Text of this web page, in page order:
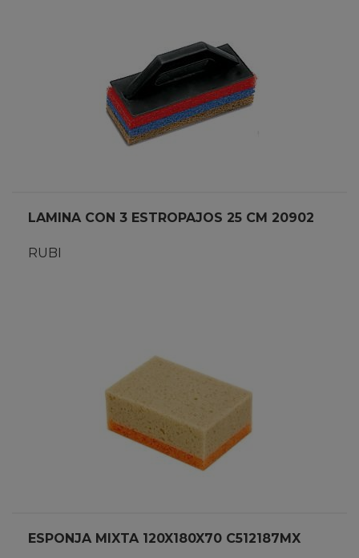
LAMINA CON 3 ESTROPAJOS 25 CM 20902
RUBI
ESPONJA MIXTA 120X180X70 C512187MX